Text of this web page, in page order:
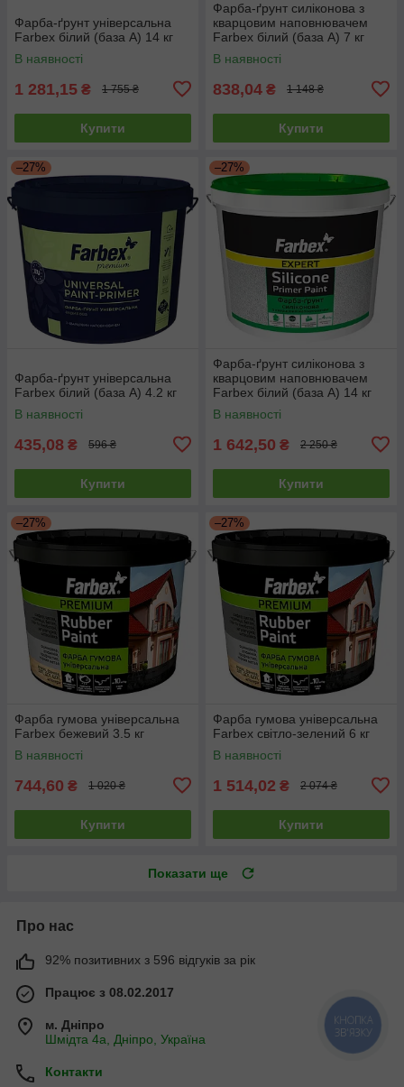
Фарба-ґрунт універсальна
Farbex білий (база А) 14 кг
В наявності
1 281,15 ₴ 1 755 ₴
Купити
Фарба-ґрунт силіконова з
кварцовим наповнювачем
Farbex білий (база А) 7 кг
В наявності
838,04 ₴ 1 148 ₴
Купити
–27%
Фарба-ґрунт універсальна
Farbex білий (база А) 4.2 кг
В наявності
435,08 ₴ 596 ₴
Купити
–27%
Фарба-ґрунт силіконова з
кварцовим наповнювачем
Farbex білий (база А) 14 кг
В наявності
1 642,50 ₴ 2 250 ₴
Купити
–27%
Фарба гумова універсальна
Farbex бежевий 3.5 кг
В наявності
744,60 ₴ 1 020 ₴
Купити
–27%
Фарба гумова універсальна
Farbex світло-зелений 6 кг
В наявності
1 514,02 ₴ 2 074 ₴
Купити
Показати ще
Про нас
92% позитивних з 596 відгуків за рік
Працює з 08.02.2017
м. Дніпро
Шмідта 4а, Дніпро, Україна
Контакти
КНОПКА
ЗВ'ЯЗКУ